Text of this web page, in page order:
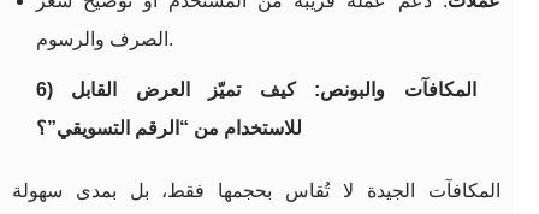
الصرف والرسوم.
6) المكافآت والبونص: كيف تميّز العرض القابل
للاستخدام من “الرقم التسويقي”؟
المكافآت الجيدة لا تُقاس بحجمها فقط، بل بمدى سهولة